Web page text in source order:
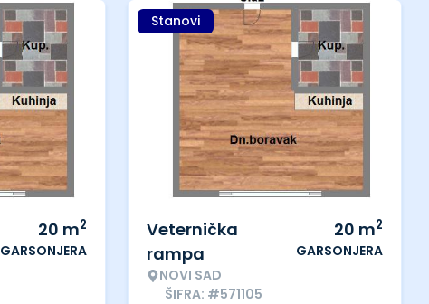
20 m2
GARSONJERA
Stanovi
Veternička
rampa
NOVI SAD
ŠIFRA: #571105
20 m2
GARSONJERA